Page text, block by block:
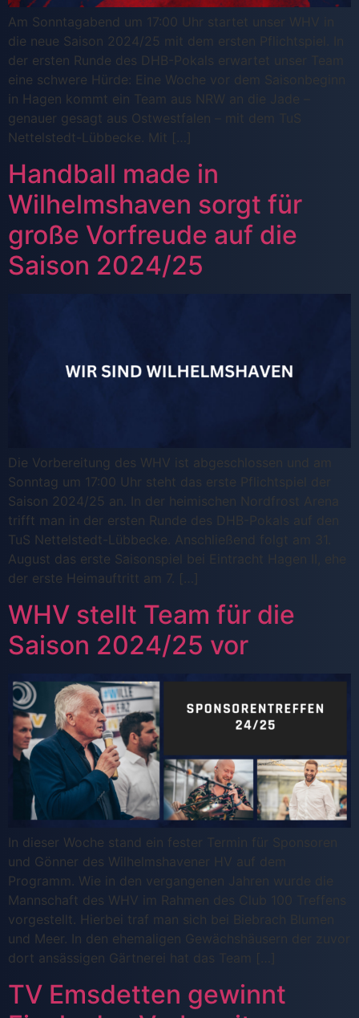
Am Sonntagabend um 17:00 Uhr startet unser WHV in
die neue Saison 2024/25 mit dem ersten Pflichtspiel. In
der ersten Runde des DHB-Pokals erwartet unser Team
eine schwere Hürde: Eine Woche vor dem Saisonbeginn
in Hagen kommt ein Team aus NRW an die Jade –
genauer gesagt aus Ostwestfalen – mit dem TuS
Nettelstedt-Lübbecke. Mit […]
Handball made in
Wilhelmshaven sorgt für
große Vorfreude auf die
Saison 2024/25
Die Vorbereitung des WHV ist abgeschlossen und am
Sonntag um 17:00 Uhr steht das erste Pflichtspiel der
Saison 2024/25 an. In der heimischen Nordfrost Arena
trifft man in der ersten Runde des DHB-Pokals auf den
TuS Nettelstedt-Lübbecke. Anschließend folgt am 31.
August das erste Saisonspiel bei Eintracht Hagen II, ehe
der erste Heimauftritt am 7. […]
WHV stellt Team für die
Saison 2024/25 vor
In dieser Woche stand ein fester Termin für Sponsoren
und Gönner des Wilhelmshavener HV auf dem
Programm. Wie in den vergangenen Jahren wurde die
Mannschaft des WHV im Rahmen des Club 100 Treffens
vorgestellt. Hierbei traf man sich bei Biebrach Blumen
und Meer. In den ehemaligen Gewächshäusern der zuvor
dort ansässigen Gärtnerei hat das Team […]
TV Emsdetten gewinnt